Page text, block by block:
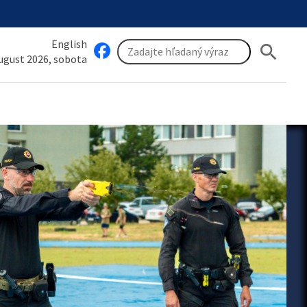
English
2026, sobota
search